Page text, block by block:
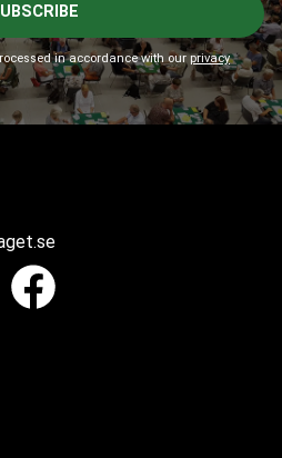
in accordance with ourprivacy